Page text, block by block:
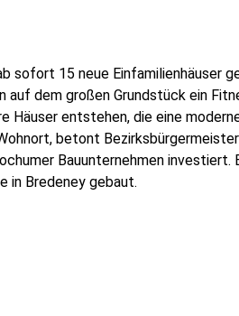
sofort 15 neue Einfamilienhäuser
auf dem großen Grundstück ein
Häuser entstehen, die eine
betont Bezirksbürgermeister
Bauunternehmen investiert.
in Bredeney gebaut.